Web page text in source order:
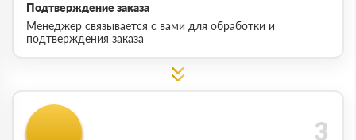
Подтверждение заказа
Менеджер связывается с вами для обработки и
подтверждения заказа